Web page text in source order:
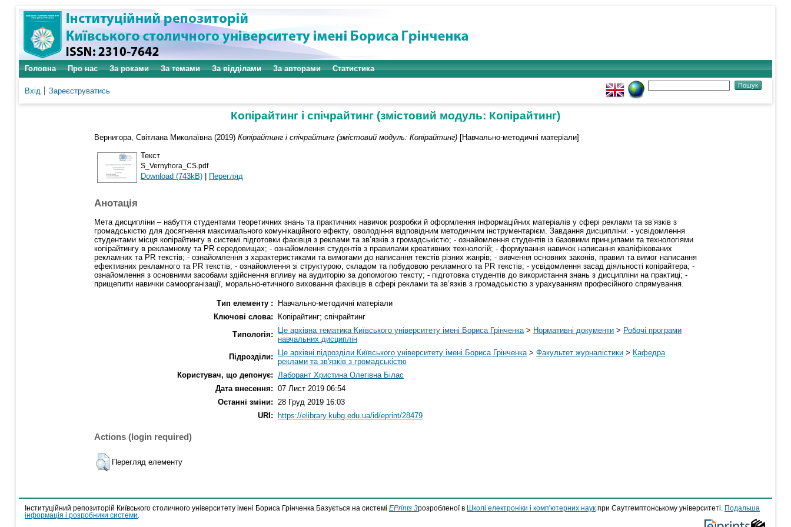
Головна Про нас За роками За темами За відділами За авторами Статистика
Вхід Зареєструватись
Копірайтинг і спічрайтинг (змістовий модуль: Копірайтинг)
Вернигора, Світлана Миколаївна (2019) Копірайтинг і спічрайтинг (змістовий модуль: Копірайтинг) [Навчально-методичні матеріали]
Текст
S_Vernyhora_CS.pdf
Download (743kB) | Перегляд
Анотація
Мета дисципліни – набуття студентами теоретичних знань та практичних навичок розробки й оформлення інформаційних матеріалів у сфері реклами та зв’язків з
громадськістю для досягнення максимального комунікаційного ефекту, оволодіння відповідним методичним інструментарієм. Завдання дисципліни: - усвідомлення
студентами місця копірайтингу в системі підготовки фахівця з реклами та зв’язків з громадськістю; - ознайомлення студентів із базовими принципами та технологіями
копірайтингу в рекламному та PR середовищах; - ознайомлення студентів з правилами креативних технологій; - формування навичок написання кваліфікованих
рекламних та PR текстів; - ознайомлення з характеристиками та вимогами до написання текстів різних жанрів; - вивчення основних законів, правил та вимог написання
ефективних рекламного та PR текстів; - ознайомлення зі структурою, складом та побудовою рекламного та PR текстів; - усвідомлення засад діяльності копірайтера; -
ознайомлення з основними засобами здійснення впливу на аудиторію за допомогою тексту; - підготовка студентів до використання знань з дисципліни на практиці; -
прищепити навички самоорганізації, морально-етичного виховання фахівців в сфері реклами та зв’язків з громадськістю з урахуванням професійного спрямування.
Тип елементу :
Навчально-методичні матеріали
Ключові слова:
Копірайтинг; спічрайтинг
Типологія:
Це архівна тематика Київського університету імені Бориса Грінченка > Нормативні документи > Робочі програми
навчальних дисциплін
Підрозділи:
Це архівні підрозділи Київського університету імені Бориса Грінченка > Факультет журналістики > Кафедра
реклами та зв'язків з громадськістю
Користувач, що депонує:
Лаборант Христина Олегівна Білас
Дата внесення: 07 Лист 2019 06:54
Останні зміни:
28 Груд 2019 16:03
URI:
https://elibrary.kubg.edu.ua/id/eprint/28479
Actions (login required)
Перегляд елементу
Інституційний репозиторій Київського столичного університету імені Бориса Грінченка Базується на системі EPrints 3розробленої в Школі електроніки і комп'ютерних наук при Саутгемптонському університеті.
Подальша
інформація і розробники системи